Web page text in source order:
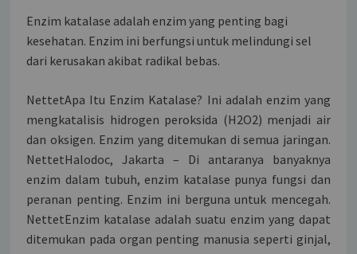
Enzim katalase adalah enzim yang penting bagi
kesehatan. Enzim ini berfungsi untuk melindungi sel
dari kerusakan akibat radikal bebas.
NettetApa Itu Enzim Katalase? Ini adalah enzim yang
mengkatalisis hidrogen peroksida (H2O2) menjadi air
dan oksigen. Enzim yang ditemukan di semua jaringan.
NettetHalodoc, Jakarta – Di antaranya banyaknya
enzim dalam tubuh, enzim katalase punya fungsi dan
peranan penting. Enzim ini berguna untuk mencegah.
NettetEnzim katalase adalah suatu enzim yang dapat
ditemukan pada organ penting manusia seperti ginjal,